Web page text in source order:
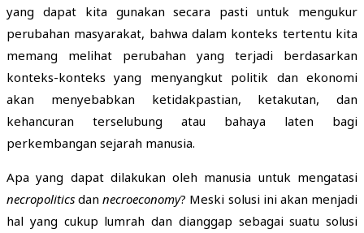
yang dapat kita gunakan secara pasti untuk mengukur
perubahan masyarakat, bahwa dalam konteks tertentu kita
memang melihat perubahan yang terjadi berdasarkan
konteks-konteks yang menyangkut politik dan ekonomi
akan menyebabkan ketidakpastian, ketakutan, dan
kehancuran terselubung atau bahaya laten bagi
perkembangan sejarah manusia.
Apa yang dapat dilakukan oleh manusia untuk mengatasi
necropoliticsdannecroeconomy? Meski solusi ini akan menjadi
hal yang cukup lumrah dan dianggap sebagai suatu solusi